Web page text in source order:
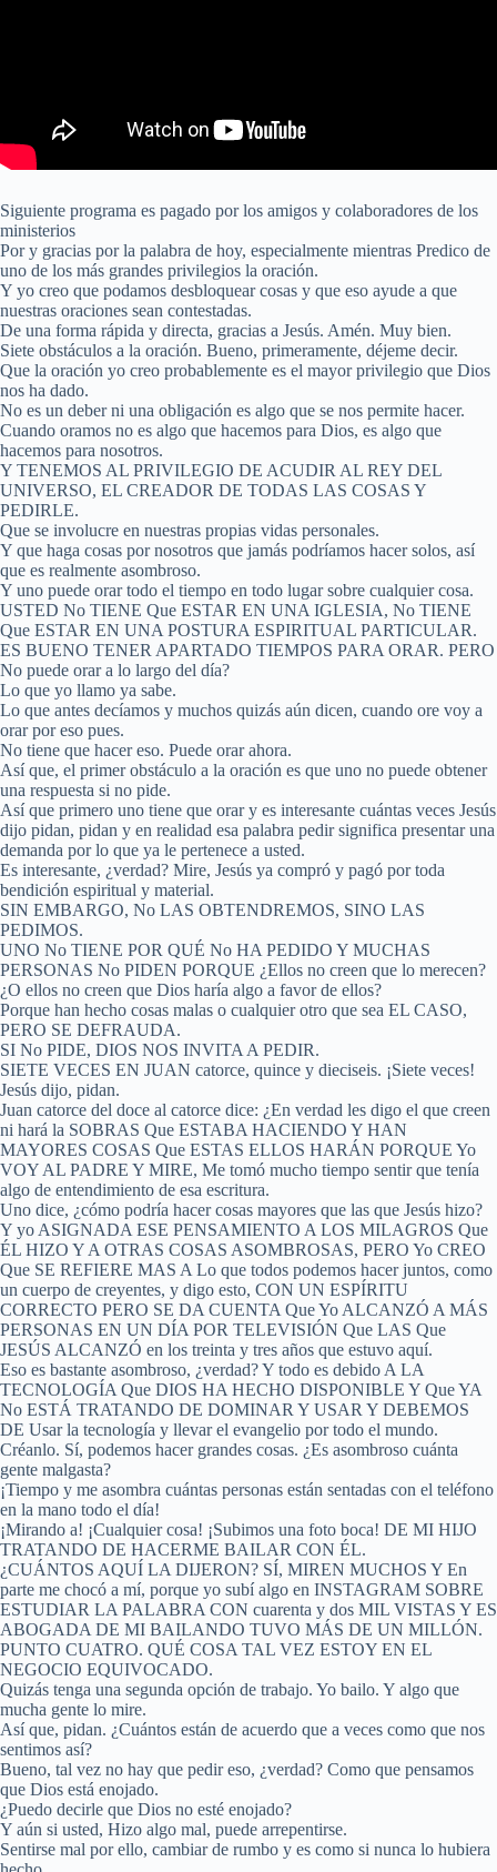
Siguiente programa es pagado por los amigos y colaboradores de los
ministerios
Por y gracias por la palabra de hoy, especialmente mientras Predico de
uno de los más grandes privilegios la oración.
Y yo creo que podamos desbloquear cosas y que eso ayude a que
nuestras oraciones sean contestadas.
De una forma rápida y directa, gracias a Jesús. Amén. Muy bien.
Siete obstáculos a la oración. Bueno, primeramente, déjeme decir.
Que la oración yo creo probablemente es el mayor privilegio que Dios
nos ha dado.
No es un deber ni una obligación es algo que se nos permite hacer.
Cuando oramos no es algo que hacemos para Dios, es algo que
hacemos para nosotros.
Y TENEMOS AL PRIVILEGIO DE ACUDIR AL REY DEL
UNIVERSO, EL CREADOR DE TODAS LAS COSAS Y
PEDIRLE.
Que se involucre en nuestras propias vidas personales.
Y que haga cosas por nosotros que jamás podríamos hacer solos, así
que es realmente asombroso.
Y uno puede orar todo el tiempo en todo lugar sobre cualquier cosa.
USTED No TIENE Que ESTAR EN UNA IGLESIA, No TIENE
Que ESTAR EN UNA POSTURA ESPIRITUAL PARTICULAR.
ES BUENO TENER APARTADO TIEMPOS PARA ORAR. PERO
No puede orar a lo largo del día?
Lo que yo llamo ya sabe.
Lo que antes decíamos y muchos quizás aún dicen, cuando ore voy a
orar por eso pues.
No tiene que hacer eso. Puede orar ahora.
Así que, el primer obstáculo a la oración es que uno no puede obtener
una respuesta si no pide.
Así que primero uno tiene que orar y es interesante cuántas veces Jesús
dijo pidan, pidan y en realidad esa palabra pedir significa presentar una
demanda por lo que ya le pertenece a usted.
Es interesante, ¿verdad? Mire, Jesús ya compró y pagó por toda
bendición espiritual y material.
SIN EMBARGO, No LAS OBTENDREMOS, SINO LAS
PEDIMOS.
UNO No TIENE POR QUÉ No HA PEDIDO Y MUCHAS
PERSONAS No PIDEN PORQUE ¿Ellos no creen que lo merecen?
¿O ellos no creen que Dios haría algo a favor de ellos?
Porque han hecho cosas malas o cualquier otro que sea EL CASO,
PERO SE DEFRAUDA.
SI No PIDE, DIOS NOS INVITA A PEDIR.
SIETE VECES EN JUAN catorce, quince y dieciseis. ¡Siete veces!
Jesús dijo, pidan.
Juan catorce del doce al catorce dice: ¿En verdad les digo el que creen
ni hará la SOBRAS Que ESTABA HACIENDO Y HAN
MAYORES COSAS Que ESTAS ELLOS HARÁN PORQUE Yo
VOY AL PADRE Y MIRE, Me tomó mucho tiempo sentir que tenía
algo de entendimiento de esa escritura.
Uno dice, ¿cómo podría hacer cosas mayores que las que Jesús hizo?
Y yo ASIGNADA ESE PENSAMIENTO A LOS MILAGROS Que
ÉL HIZO Y A OTRAS COSAS ASOMBROSAS, PERO Yo CREO
Que SE REFIERE MAS A Lo que todos podemos hacer juntos, como
un cuerpo de creyentes, y digo esto, CON UN ESPÍRITU
CORRECTO PERO SE DA CUENTA Que Yo ALCANZÓ A MÁS
PERSONAS EN UN DÍA POR TELEVISIÓN Que LAS Que
JESÚS ALCANZÓ en los treinta y tres años que estuvo aquí.
Eso es bastante asombroso, ¿verdad? Y todo es debido A LA
TECNOLOGÍA Que DIOS HA HECHO DISPONIBLE Y Que YA
No ESTÁ TRATANDO DE DOMINAR Y USAR Y DEBEMOS
DE Usar la tecnología y llevar el evangelio por todo el mundo.
Créanlo. Sí, podemos hacer grandes cosas. ¿Es asombroso cuánta
gente malgasta?
¡Tiempo y me asombra cuántas personas están sentadas con el teléfono
en la mano todo el día!
¡Mirando a! ¡Cualquier cosa! ¡Subimos una foto boca! DE MI HIJO
TRATANDO DE HACERME BAILAR CON ÉL.
¿CUÁNTOS AQUÍ LA DIJERON? SÍ, MIREN MUCHOS Y En
parte me chocó a mí, porque yo subí algo en INSTAGRAM SOBRE
ESTUDIAR LA PALABRA CON cuarenta y dos MIL VISTAS Y ES
ABOGADA DE MI BAILANDO TUVO MÁS DE UN MILLÓN.
PUNTO CUATRO. QUÉ COSA TAL VEZ ESTOY EN EL
NEGOCIO EQUIVOCADO.
Quizás tenga una segunda opción de trabajo. Yo bailo. Y algo que
mucha gente lo mire.
Así que, pidan. ¿Cuántos están de acuerdo que a veces como que nos
sentimos así?
Bueno, tal vez no hay que pedir eso, ¿verdad? Como que pensamos
que Dios está enojado.
¿Puedo decirle que Dios no esté enojado?
Y aún si usted, Hizo algo mal, puede arrepentirse.
Sentirse mal por ello, cambiar de rumbo y es como si nunca lo hubiera